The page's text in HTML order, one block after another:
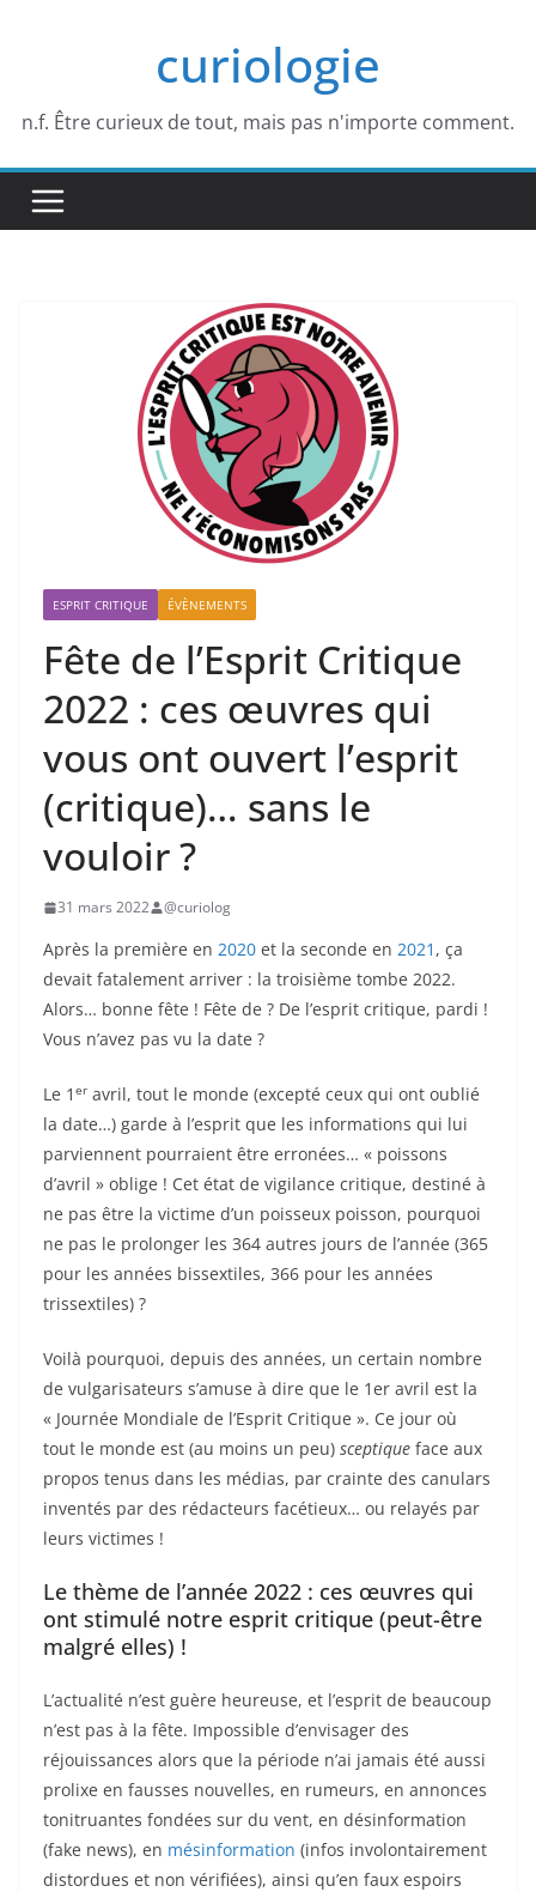
curiologie
n.f. Être curieux de tout, mais pas n'importe comment.
ESPRIT CRITIQUE ÉVÈNEMENTS
Fête de l’Esprit Critique
2022 : ces œuvres qui
vous ont ouvert l’esprit
(critique)… sans le
vouloir ?
31 mars 2022 @curiolog
Après la première en 2020 et la seconde en 2021 , ça
devait fatalement arriver : la troisième tombe 2022.
Alors… bonne fête ! Fête de ? De l’esprit critique, pardi !
Vous n’avez pas vu la date ?
Le 1 er avril, tout le monde (excepté ceux qui ont oublié
la date…) garde à l’esprit que les informations qui lui
parviennent pourraient être erronées… « poissons
d’avril » oblige ! Cet état de vigilance critique, destiné à
ne pas être la victime d’un poisseux poisson, pourquoi
ne pas le prolonger les 364 autres jours de l’année (365
pour les années bissextiles, 366 pour les années
trissextiles) ?
Voilà pourquoi, depuis des années, un certain nombre
de vulgarisateurs s’amuse à dire que le 1er avril est la
« Journée Mondiale de l’Esprit Critique ». Ce jour où
tout le monde est (au moins un peu) sceptique face aux
propos tenus dans les médias, par crainte des canulars
inventés par des rédacteurs facétieux… ou relayés par
leurs victimes !
Le thème de l’année 2022 : ces œuvres qui
ont stimulé notre esprit critique (peut-être
malgré elles) !
L’actualité n’est guère heureuse, et l’esprit de beaucoup
n’est pas à la fête. Impossible d’envisager des
réjouissances alors que la période n’ai jamais été aussi
prolixe en fausses nouvelles, en rumeurs, en annonces
tonitruantes fondées sur du vent, en désinformation
(fake news), en mésinformation (infos involontairement
distordues et non vérifiées), ainsi qu’en faux espoirs